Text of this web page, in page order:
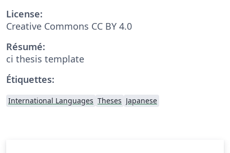
License:
Creative Commons CC BY 4.0
Résumé:
ci thesis template
Étiquettes:
International Languages Theses Japanese